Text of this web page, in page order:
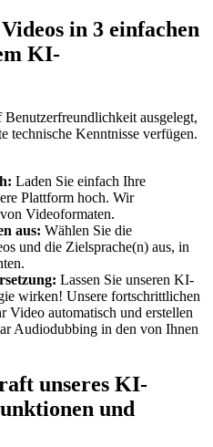
in 3 einfachen
KI-
ausgelegt,
technische Kenntnisse verfügen.
Laden Sie einfach Ihre
Plattform hoch. Wir
Videoformaten.
aus: Wählen Sie die
und die Zielsprache(n) aus, in
Lassen Sie unseren KI-
wirken! Unsere fortschrittlichen
Video automatisch und erstellen
Audiodubbing in den von Ihnen
unseres KI-
und